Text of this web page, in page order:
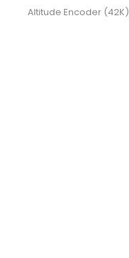
Altitude Encoder (42K)